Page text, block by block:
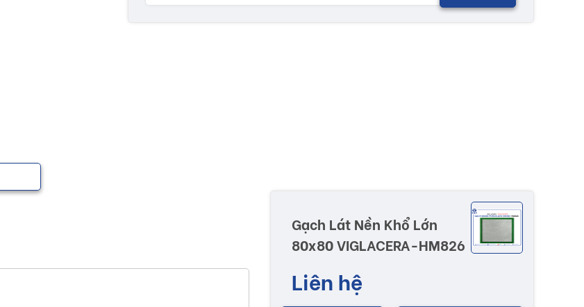
Gạch Lát Nền Khổ Lớn
80x80 VIGLACERA-HM826
Liên hệ